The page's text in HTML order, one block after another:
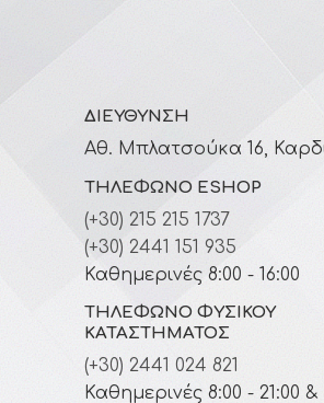
ΔΙΕΎΘΥΝΣΗ
Αθ. Μπλατσούκα 16,
ΤΗΛΈΦΩΝΟ ESHOP
(+30) 215 215 1737
(+30) 2441 151 935
Καθημερινές 8:00 - 16:00
ΤΗΛΈΦΩΝΟ ΦΥΣΙΚΟΎ
ΚΑΤΑΣΤΉΜΑΤΟΣ
(+30) 2441 024 821
Καθημερινές 8:00 - 21:00 &